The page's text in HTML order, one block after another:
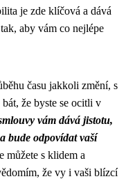
je zde klíčová a dává
aby vám co nejlépe
času jakkoli změní, s
že byste se ocitli v
vám dává jistotu,
bude odpovídat vaší
můžete s klidem a
že vy i vaši blízcí